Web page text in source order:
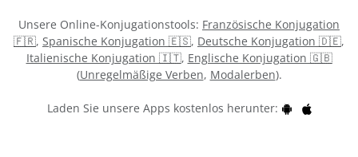
Unsere Online-Konjugationstools: Französische Konjugation
🇫🇷, Spanische Konjugation 🇪🇸, Deutsche Konjugation 🇩🇪,
Italienische Konjugation 🇮🇹, Englische Konjugation 🇬🇧
(Unregelmäßige Verben, Modalerben).
Laden Sie unsere Apps kostenlos herunter: